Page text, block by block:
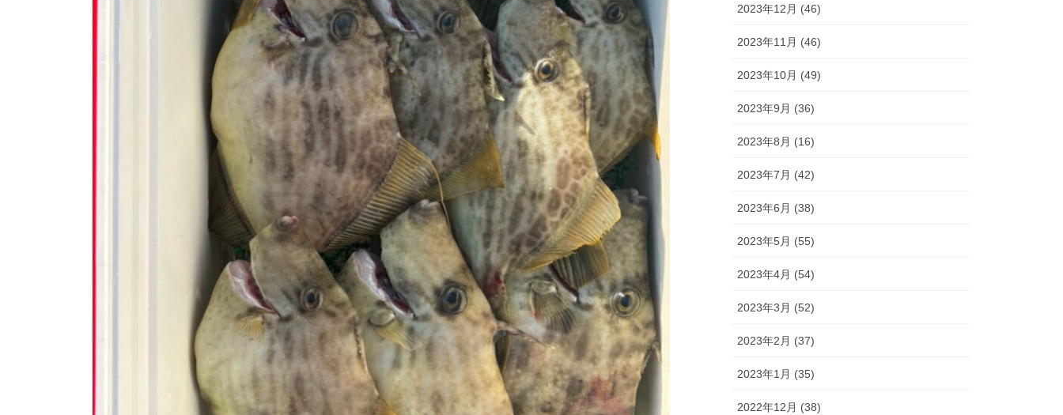
2023年12月 (46)
2023年11月 (46)
2023年10月 (49)
2023年9月 (36)
2023年8月 (16)
2023年7月 (42)
2023年6月 (38)
2023年5月 (55)
2023年4月 (54)
2023年3月 (52)
2023年2月 (37)
2023年1月 (35)
2022年12月 (38)